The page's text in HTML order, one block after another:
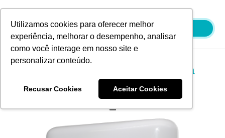
Utilizamos cookies para oferecer melhor
experiência, melhorar o desempenho, analisar
como você interage em nosso site e
personalizar conteúdo.
Recusar Cookies Aceitar Cookies
conteúdo
Tork Dispenser Papel Toalha
Interfolhado Mini Branco